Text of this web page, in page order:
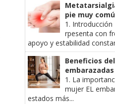
pie muy
1. Introducción
rpesenta con
apoyo y estabilidad
Beneficios
embarazadas
1. La
mujer EL
estados más...